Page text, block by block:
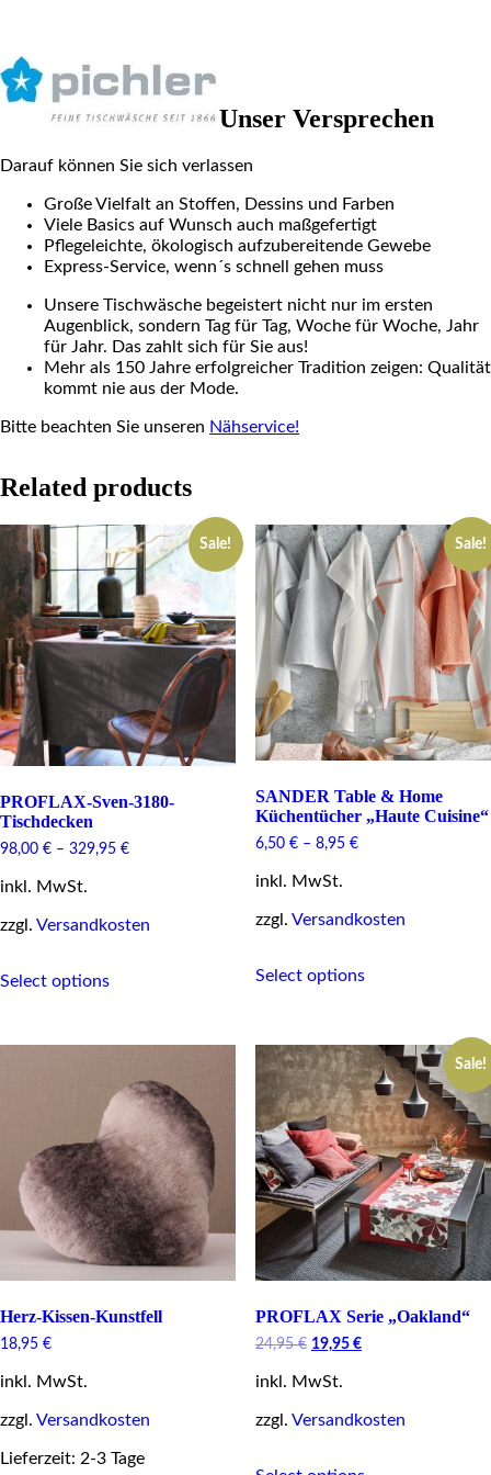
Unser Versprechen
Darauf können Sie sich verlassen
Große Vielfalt an Stoffen, Dessins und Farben
Viele Basics auf Wunsch auch maßgefertigt
Pflegeleichte, ökologisch aufzubereitende Gewebe
Express-Service, wenn´s schnell gehen muss
Unsere Tischwäsche begeistert nicht nur im ersten
Augenblick, sondern Tag für Tag, Woche für Woche, Jahr
für Jahr. Das zahlt sich für Sie aus!
Mehr als 150 Jahre erfolgreicher Tradition zeigen: Qualität
kommt nie aus der Mode.
Bitte beachten Sie unseren Nähservice!
Related products
Sale!
PROFLAX-Sven-3180-
Tischdecken
98,00 € – 329,95 €
inkl. MwSt.
zzgl. Versandkosten
Select optionsproduct
variants.
options
may
be
chosen
on
the
product
page
Sale!
SANDER Table & Home
Küchentücher „Haute Cuisine“
6,50 €– 8,95 €
inkl. MwSt.
zzgl. Versandkosten
Select optionsproduct
The
options
may
be
chosen
on
the
product
page
Herz-Kissen-Kunstfell
18,95 €
inkl. MwSt.
zzgl. Versandkosten
Lieferzeit: 2-3 Tage
Sale!
PROFLAX Serie „Oakland“
24,95€ Original
was:
19,95 €Current
inkl. MwSt.
zzgl. Versandkosten